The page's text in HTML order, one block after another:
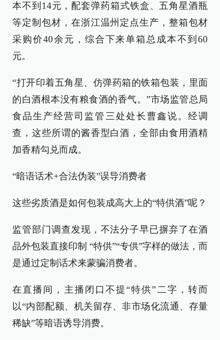
本不到14元，配套弹药箱式铁盒、五角星酒瓶
等定制包材，在浙江温州定点生产，整箱包材
采购价40余元，综合下来单箱总成本不到60
元。
“打开印着五角星、仿弹药箱的铁箱包装，里面
的白酒根本没有粮食酒的香气。”市场监管总局
食品生产经营司监管三处处长曹鑫说。经调
查，这些所谓的酱香型白酒，全部由食用酒精
加香精勾兑而成。
“暗语话术+合法伪装”误导消费者
这些劣质酒是如何包装成高大上的“特供酒”呢？
监管部门调查发现，不法分子早已摒弃了在酒
品外包装直接印制 “特供”“专供”字样的做法，而
是通过定制话术来蒙骗消费者。
在直播间，主播闭口不提“特供”二字，转而
以“内部配额、机关留存、非市场化流通、存量
稀缺”等暗语诱导消费。